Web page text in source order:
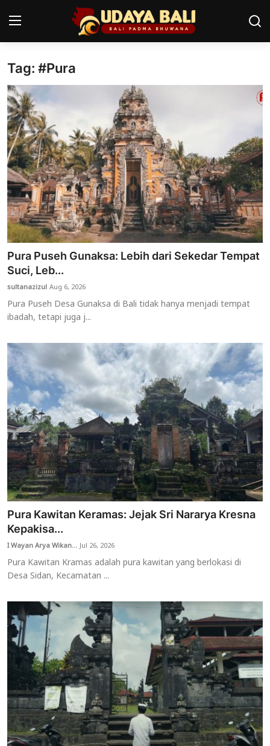
Home
Pura
Desa Adat
Tradisi
Kearifan lokal
Alam Bali
Seni
Kisah
Usadha
Indonesia
Tag: #Pura
Pura Puseh Gunaksa: Lebih dari Sekedar Tempat
Suci, Leb...
sultanazizulAug 6, 2026
Pura Puseh Desa Gunaksa di Bali tidak hanya menjadi tempat
ibadah, tetapi juga j...
Pura Kawitan Keramas: Jejak Sri Nararya Kresna
Kepakisa...
I Wayan Arya Wikan...Jul 26, 2026
Pura Kawitan Kramas adalah pura kawitan yang berlokasi di
Desa Sidan, Kecamatan ...